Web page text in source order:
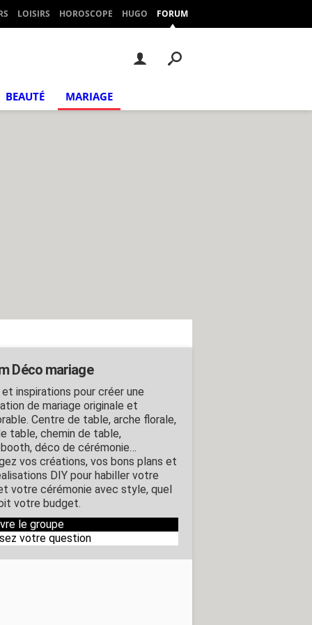
LOISIRS HOROSCOPE HUGO FORUM
BEAUTÉ MARIAGE
Déco mariage
inspirations pour créer une
de mariage originale et
Centre de table, arche florale,
table, chemin de table,
déco de cérémonie…
vos créations, vos bons plans et
DIY pour habiller votre
votre cérémonie avec style, quel
votre budget.
le groupe
votre question